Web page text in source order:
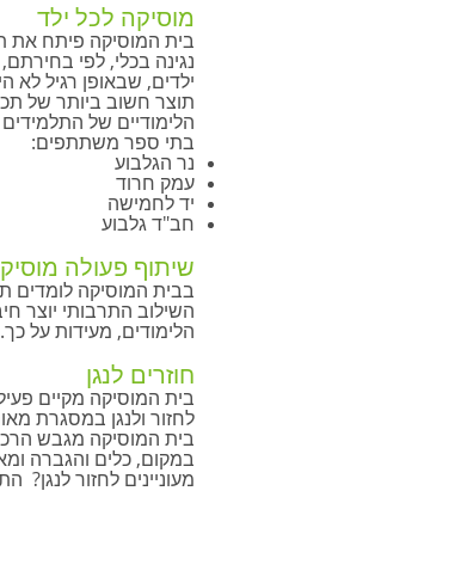
מוסיקה לכל ילד
בית המוסיקה פיתח את
נגינה בכלי, לפי
ילדים, שבאופן רגיל לא
תוצר חשוב ביותר של
הלימודיים של
בתי ספר משתתפים:
נר הגלבוע
עמק חרוד
יד לחמישה
חב"ד גלבוע
שיתוף פעולה
בבית המוסיקה לומדים
השילוב התרבותי יוצר
הלימודים, מעידות על כך.
חוזרים לנגן
בית המוסיקה מקיים
לחזור ולנגן במסגרת
בית המוסיקה מגבש
במקום, כלים והגברה
מעוניינים לחזור לנגן?